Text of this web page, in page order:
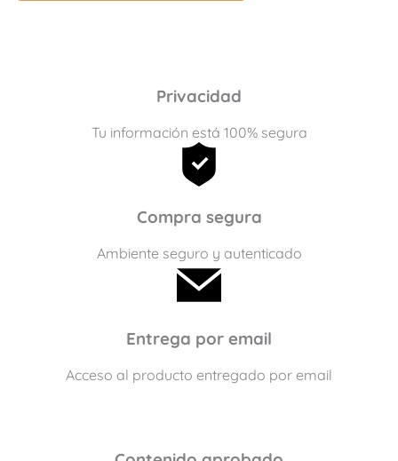
Privacidad
Tu información está 100% segura
Compra segura
Ambiente seguro y autenticado
Entrega por email
Acceso al producto entregado por email